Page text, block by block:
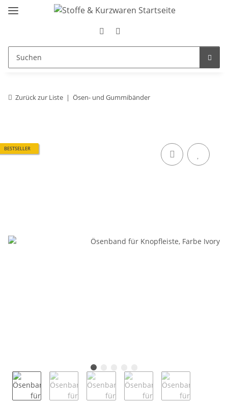
Zurück zur Liste Ösen- und Gummibänder
BESTSELLER